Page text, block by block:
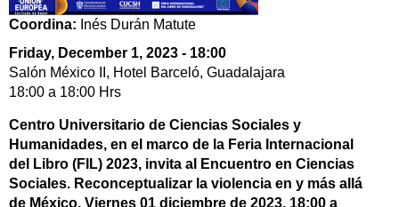
Coordina: Inés Durán Matute
Friday, December 1, 2023 - 18:00
Salón México II, Hotel Barceló, Guadalajara
18:00 a 18:00 Hrs
Centro Universitario de Ciencias Sociales y
Humanidades, en el marco de la Feria Internacional
del Libro (FIL) 2023, invita al Encuentro en Ciencias
Sociales. Reconceptualizar la violencia en y más allá
de México. Viernes 01 diciembre de 2023. 18:00 a